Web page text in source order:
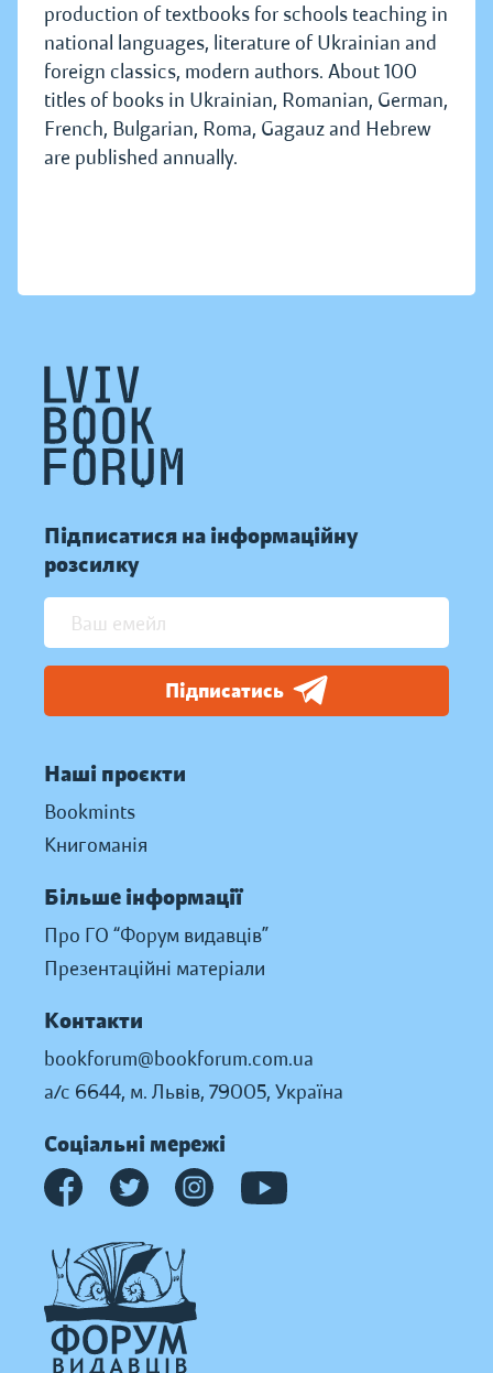
production of textbooks for schools teaching in
national languages, literature of Ukrainian and
foreign classics, modern authors. About 100
titles of books in Ukrainian, Romanian, German,
French, Bulgarian, Roma, Gagauz and Hebrew
are published annually.
Підписатися на інформаційну
розсилку
Підписатись
Наші проєкти
Bookmints
Книгоманія
Більше інформації
Про ГО “Форум видавців”
Презентаційні матеріали
Контакти
bookforum@bookforum.com.ua
а/с 6644, м. Львів, 79005, Україна
Соціальні мережі